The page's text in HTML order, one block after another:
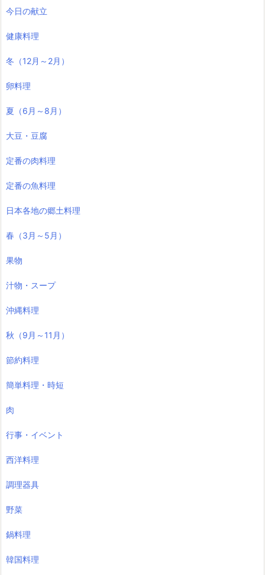
今日の献立
健康料理
冬（12月～2月）
卵料理
夏（6月～8月）
大豆・豆腐
定番の肉料理
定番の魚料理
日本各地の郷土料理
春（3月～5月）
果物
汁物・スープ
沖縄料理
秋（9月～11月）
節約料理
簡単料理・時短
肉
行事・イベント
西洋料理
調理器具
野菜
鍋料理
韓国料理